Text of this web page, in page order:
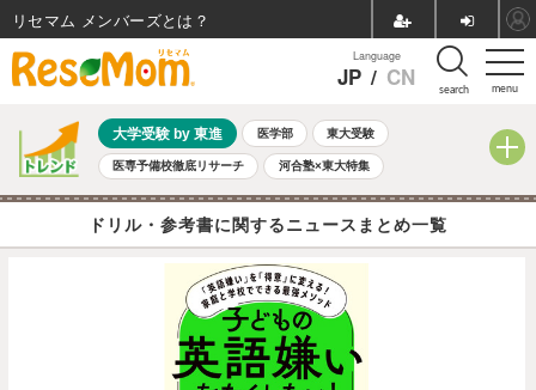
menu
Language
JP / CN search
大学受験 by 東進 医学部 東大受験
医専予備校徹底リサーチ 河合塾×東大特集
親子で考える大学選び 高校受験 中学受験 小学校受験
夏休み 8月開催学校説明会・相談会
自由研究教材（中学生向け）
ドリル・参考書に関するニュースまとめ一覧
リセマム メンバーズ